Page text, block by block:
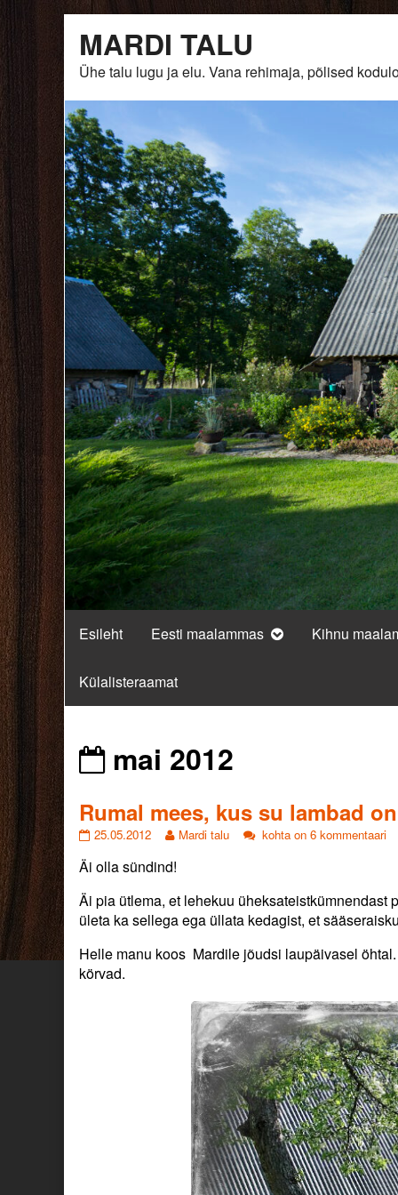
content
MARDI TALU
Ühe talu lugu ja elu. Vana rehimaja, põlised
Esileht Eesti maalammas Kihnu
Külalisteraamat
Posts
from
mai 2012
Rumal mees, kus su lambad
Rumal
kus
lambad
on?!
published
on
25.05.2012
Read
the
of
Rumal
mees,
lambad
on?!,
Mardi talu
Rumal
lambad
on?!
kohta on 6 kommentaari
Äi olla sündind!
Äi pia ütlema, et lehekuu
ületa ka sellega ega üllata kedagist, et
Helle manu koos Mardile jõudsi laupäivasel
körvad.